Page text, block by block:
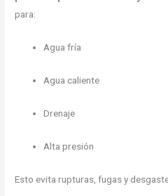
para:
Agua fría
Agua caliente
Drenaje
Alta presión
Esto evita rupturas, fugas y